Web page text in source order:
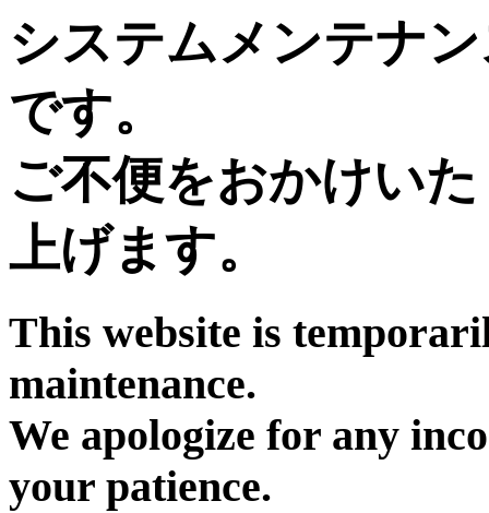
システムメンテナ
です。
ご不便をおかけい
上げます。
This website is
maintenance.
We apologize for any
your patience.